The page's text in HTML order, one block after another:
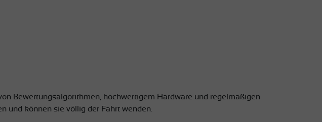
Bewertungsalgorithmen, hochwertigem Hardware und regelmäßigen
und können sie völlig der Fahrt wenden.